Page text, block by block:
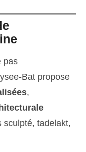
pas
Bat propose
,
sculpté, tadelakt,